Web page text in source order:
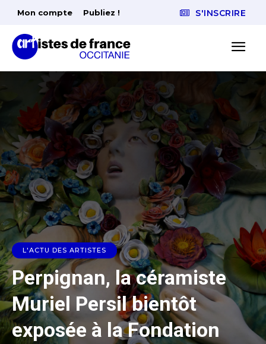
Mon compte Publiez ! S'INSCRIRE
L'ACTU DES ARTISTES
Perpignan, la céramiste
Muriel Persil bientôt
exposée à la Fondation